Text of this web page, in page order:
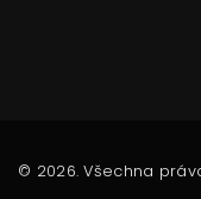
© 2026. Všechna